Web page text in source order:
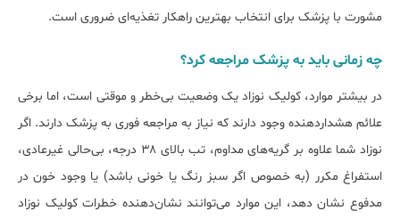
مشورت با پزشک برای انتخاب بهترین راهکار تغذیه‌ای ضروری است.
چه زمانی باید به پزشک مراجعه کرد؟
در بیشتر موارد، کولیک نوزاد یک وضعیت بی‌خطر و موقتی است، اما برخی
علائم هشداردهنده وجود دارند که نیاز به مراجعه فوری به پزشک دارند. اگر
نوزاد شما علاوه بر گریه‌های مداوم، تب بالای ۳۸ درجه، بی‌حالی غیرعادی،
استفراغ مکرر (به خصوص اگر سبز رنگ یا خونی باشد) یا وجود خون در
مدفوع نشان دهد، این موارد می‌توانند نشان‌دهنده خطرات کولیک نوزاد